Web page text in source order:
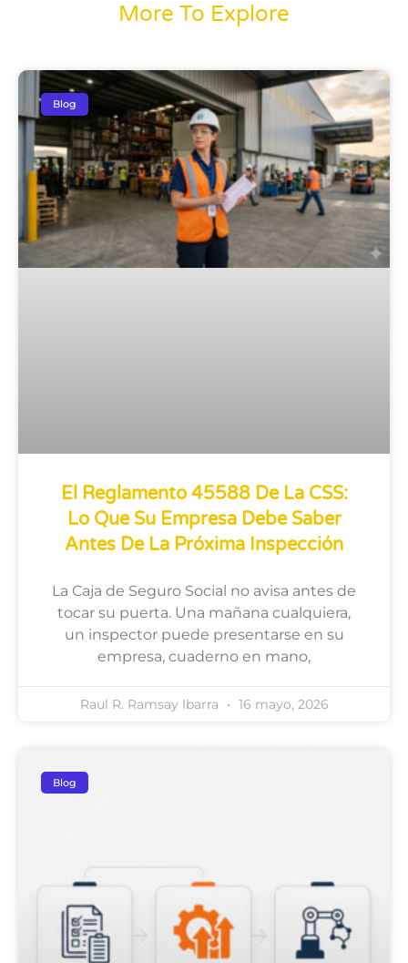
More To Explore
Blog
El Reglamento 45588 De La CSS:
Lo Que Su Empresa Debe Saber
Antes De La Próxima Inspección
La Caja de Seguro Social no avisa antes de
tocar su puerta. Una mañana cualquiera,
un inspector puede presentarse en su
empresa, cuaderno en mano,
Raul R. Ramsay Ibarra 16 mayo, 2026
Blog